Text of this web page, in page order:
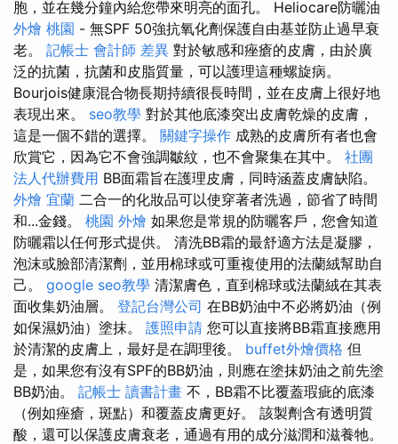
胞，並在幾分鐘內給您帶來明亮的面孔。 Heliocare防曬油
外燴 桃園 - 無SPF 50強抗氧化劑保護自由基並防止過早衰
老。 記帳士 會計師 差異 對於敏感和痤瘡的皮膚，由於廣
泛的抗菌，抗菌和皮脂質量，可以護理這種螺旋病。
Bourjois健康混合物長期持續很長時間，並在皮膚上很好地
表現出來。 seo教學 對於其他底漆突出皮膚乾燥的皮膚，
這是一個不錯的選擇。 關鍵字操作 成熟的皮膚所有者也會
欣賞它，因為它不會強調皺紋，也不會聚集在其中。 社團
法人代辦費用 BB面霜旨在護理皮膚，同時涵蓋皮膚缺陷。
外燴 宜蘭 二合一的化妝品可以使穿著者洗過，節省了時間
和...金錢。 桃園 外燴 如果您是常規的防曬客戶，您會知道
防曬霜以任何形式提供。 清洗BB霜的最舒適方法是凝膠，
泡沫或臉部清潔劑，並用棉球或可重複使用的法蘭絨幫助自
己。 google seo教學 清潔膚色，直到棉球或法蘭絨在其表
面收集奶油層。 登記台灣公司 在BB奶油中不必將奶油（例
如保濕奶油）塗抹。 護照申請 您可以直接將BB霜直接應用
於清潔的皮膚上，最好是在調理後。 buffet外燴價格 但
是，如果您有沒有SPF的BB奶油，則應在塗抹奶油之前先塗
BB奶油。 記帳士 讀書計畫 不，BB霜不比覆蓋瑕疵的底漆
（例如痤瘡，斑點）和覆蓋皮膚更好。 該製劑含有透明質
酸，還可以保護皮膚衰老，通過有用的成分滋潤和滋養牠。